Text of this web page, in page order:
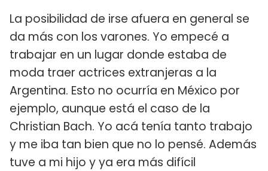
La posibilidad de irse afuera en general se
da más con los varones. Yo empecé a
trabajar en un lugar donde estaba de
moda traer actrices extranjeras a la
Argentina. Esto no ocurría en México por
ejemplo, aunque está el caso de la
Christian Bach. Yo acá tenía tanto trabajo
y me iba tan bien que no lo pensé. Además
tuve a mi hijo y ya era más difícil